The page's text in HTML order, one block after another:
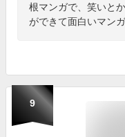
根マンガで、笑いと
ができて面白いマン
9